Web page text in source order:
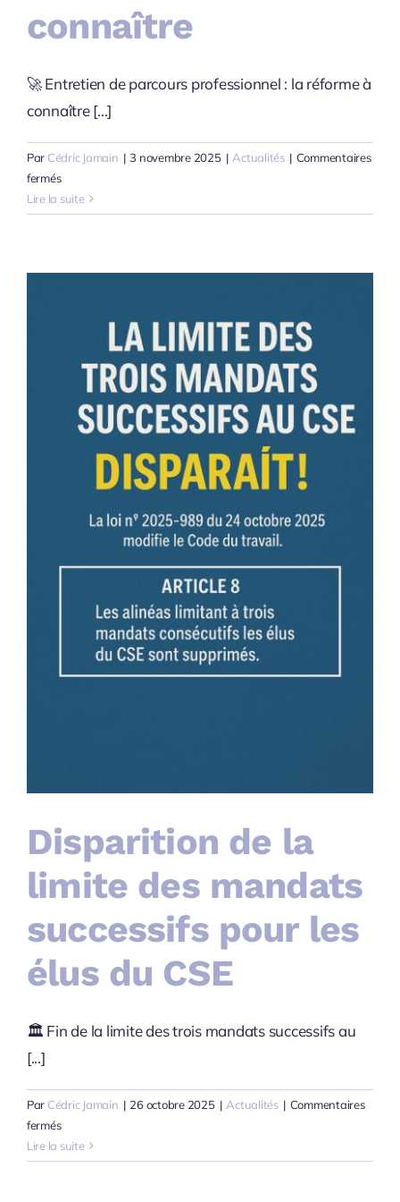
connaître
🚀 Entretien de parcours professionnel : la réforme à
connaître [...]
Par Cédric Jamain | 3 novembre 2025 | Actualités | Commentaires
ferméssur
Entretien
de
connaître
Lire la suite
Disparition de la
limite des mandats
successifs pour les
élus du CSE
🏛️ Fin de la limite des trois mandats successifs au
[...]
Par Cédric Jamain | 26 octobre 2025 | Actualités | Commentaires
ferméssur
Disparition
de
Lire la suite